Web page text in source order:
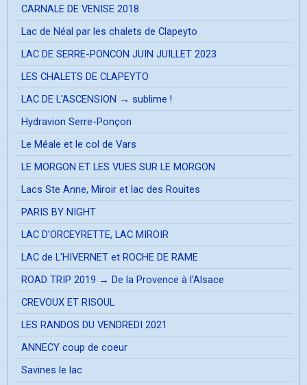
CARNALE DE VENISE 2018
Lac de Néal par les chalets de Clapeyto
LAC DE SERRE-PONCON JUIN JUILLET 2023
LES CHALETS DE CLAPEYTO
LAC DE L'ASCENSION → sublime !
Hydravion Serre-Ponçon
Le Méale et le col de Vars
LE MORGON ET LES VUES SUR LE MORGON
Lacs Ste Anne, Miroir et lac des Rouites
PARIS BY NIGHT
LAC D'ORCEYRETTE, LAC MIROIR
LAC de L'HIVERNET et ROCHE DE RAME
ROAD TRIP 2019 → De la Provence à l'Alsace
CREVOUX ET RISOUL
LES RANDOS DU VENDREDI 2021
ANNECY coup de coeur
Savines le lac